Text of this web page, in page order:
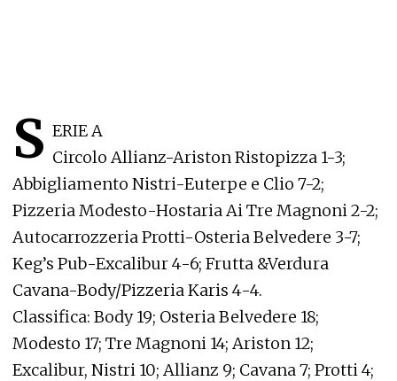
S ERIE A
Circolo Allianz-Ariston Ristopizza 1-3;
Abbigliamento Nistri-Euterpe e Clio 7-2;
Pizzeria Modesto-Hostaria Ai Tre Magnoni 2-2;
Autocarrozzeria Protti-Osteria Belvedere 3-7;
Keg’s Pub-Excalibur 4-6; Frutta &Verdura
Cavana-Body/Pizzeria Karis 4-4.
Classifica: Body 19; Osteria Belvedere 18;
Modesto 17; Tre Magnoni 14; Ariston 12;
Excalibur, Nistri 10; Allianz 9; Cavana 7; Protti 4;